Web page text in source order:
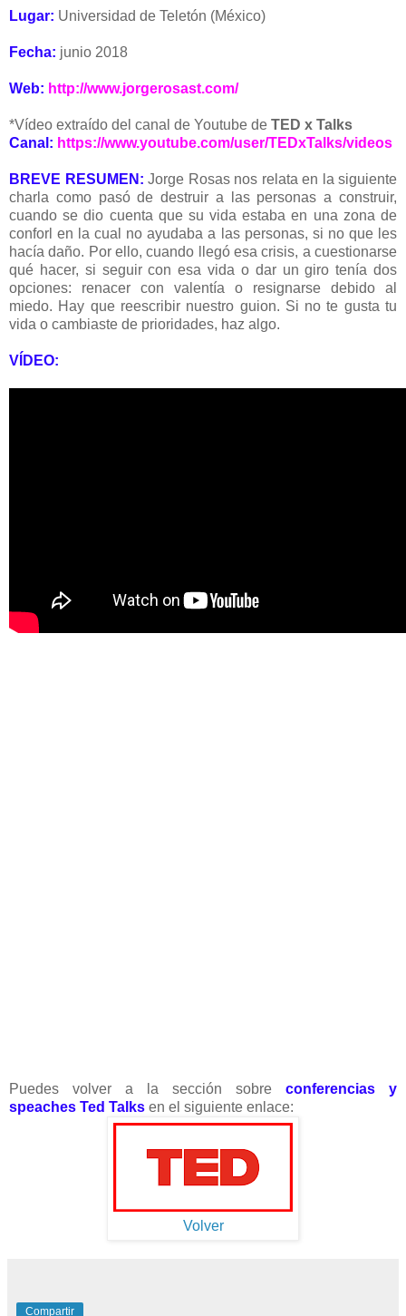
Lugar: Universidad de Teletón (México)
Fecha: junio 2018
Web: http://www.jorgerosast.com/
*Vídeo extraído del canal de Youtube de TED x Talks
Canal: https://www.youtube.com/user/TEDxTalks/videos
BREVE RESUMEN: Jorge Rosas nos relata en la siguiente
charla como pasó de destruir a las personas a construir,
cuando se dio cuenta que su vida estaba en una zona de
conforl en la cual no ayudaba a las personas, si no que les
hacía daño. Por ello, cuando llegó esa crisis, a cuestionarse
qué hacer, si seguir con esa vida o dar un giro tenía dos
opciones: renacer con valentía o resignarse debido al
miedo. Hay que reescribir nuestro guion. Si no te gusta tu
vida o cambiaste de prioridades, haz algo.
VÍDEO:
Puedes volver a la sección sobre conferencias y
speaches Ted Talks en el siguiente enlace:
Volver
Compartir